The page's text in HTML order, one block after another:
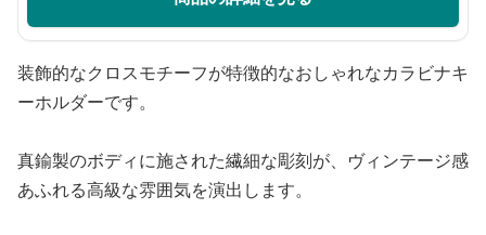
装飾的なクロスモチーフが特徴的なおしゃれなカラビナキ
ーホルダーです。
真鍮製のボディに施された繊細な彫刻が、ヴィンテージ感
あふれる高級な雰囲気を演出します。